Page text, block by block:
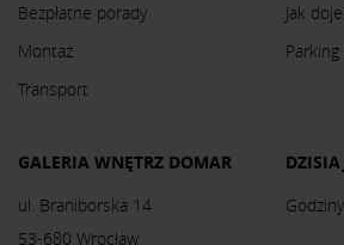
Bezpłatne porady
Montaż
Transport
Jak
Parking
GALERIA WNĘTRZ DOMAR
ul. Braniborska 14
53-680 Wrocław